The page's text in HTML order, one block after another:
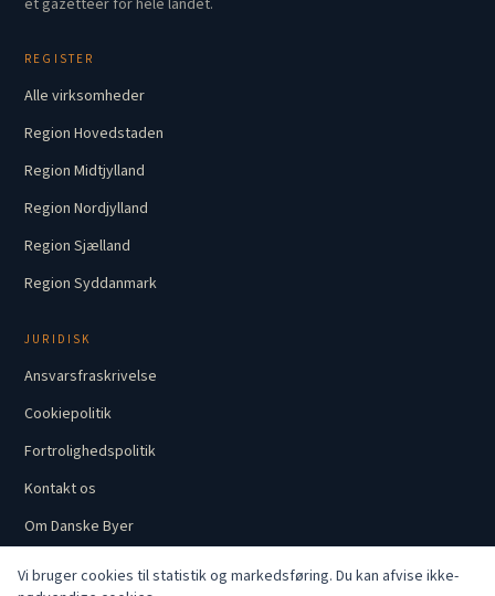
Vi bruger cookies til statistik og markedsføring. Du kan afvise ikke-
et gazetteer for hele landet.
REGISTER
Alle virksomheder
Region Hovedstaden
Region Midtjylland
Region Nordjylland
Region Sjælland
Region Syddanmark
JURIDISK
Ansvarsfraskrivelse
Cookiepolitik
Fortrolighedspolitik
Kontakt os
Om Danske Byer